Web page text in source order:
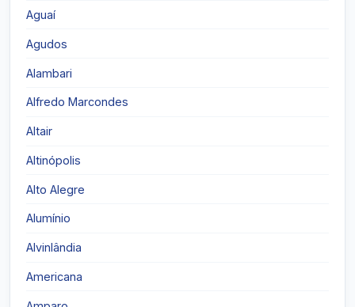
Aguaí
Agudos
Alambari
Alfredo Marcondes
Altair
Altinópolis
Alto Alegre
Alumínio
Alvinlândia
Americana